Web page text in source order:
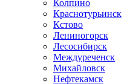
Колпино
Краснотурьинск
Кстово
Лениногорск
Лесосибирск
Междуреченск
Михайловск
Нефтекамск